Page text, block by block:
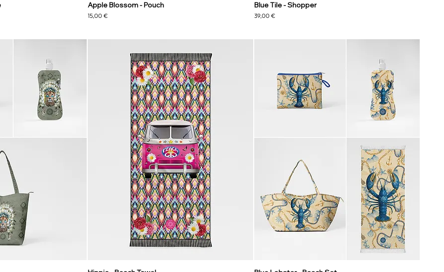
Apple Blossom - Pouch
Preis
15,00 €
Blue Tile - Shopper
Preis
39,00 €